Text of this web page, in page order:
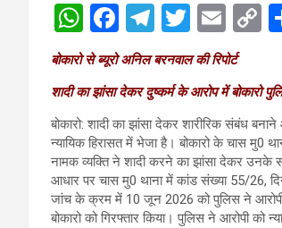
W
h
at
s
A
p
p
F
a
ce
b
o
o
k
T
el
e
gr
a
m
T
wi
tt
er
E
m
ail
C
py
n
k
बोकारो से ब्यूरो अनिल बरनवाल की रिपोर्ट
शादी का झांसा देकर दुष्कर्म के आरोप में बोकारो
बोकारो: शादी का झांसा देकर शारीरिक संबंध
न्यायिक हिरासत में भेजा है। बोकारो के चास मु0
नामक व्यक्ति ने शादी करने का झांसा देकर उनके
आधार पर चास मु0 थाना में कांड संख्या 55/26,
जांच के क्रम में 10 जून 2026 को पुलिस ने आरोपी
बोकारो को गिरफ्तार किया। पुलिस ने आरोपी को